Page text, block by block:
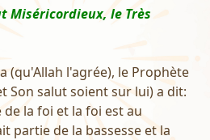
Miséricordieux, le Très
(qu'Allah l'agrée), le Prophète
Son salut soient sur lui) a dit:
la foi et la foi est au
partie de la bassesse et la